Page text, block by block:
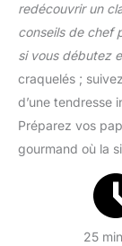
redécouvrir un
conseils de chef
si vous débutez
craquelés ;
d’une tendresse
Préparez vos
gourmand où la
25